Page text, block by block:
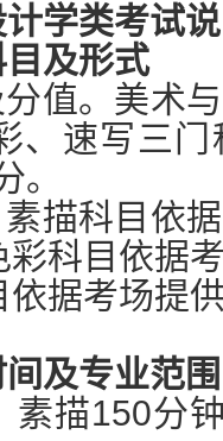
学类考试
及形式
。美术与
、速写三
。
科目依据
彩科目依据
据考场提
间及专业范围
描150分钟